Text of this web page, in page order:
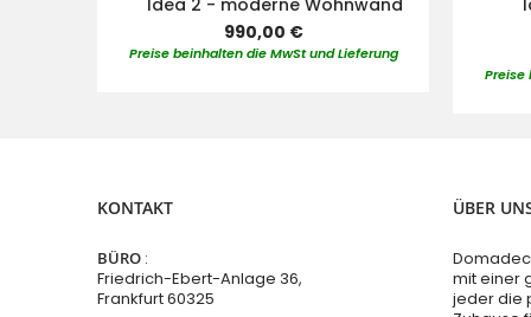
Idea 2 - moderne Wohnwand
990,00 €
Preise beinhalten die MwSt und Lieferung
Preise
KONTAKT
BÜRO :
Friedrich-Ebert-Anlage 36,
Frankfurt 60325
ÜBER
mit einer
jeder die